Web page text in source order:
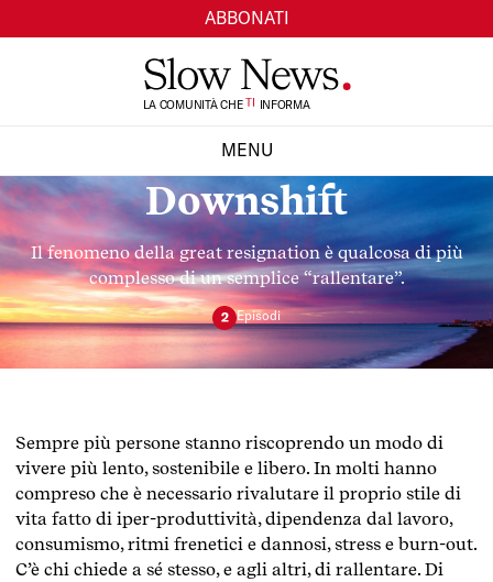
ABBONATI
LA COMUNITÀ CHE
TI
SI INFORMA
MENU
CHIUDI
Downshift
Il fenomeno della great resignation è qualcosa di più
complesso di un semplice “rallentare”.
2 Episodi
Sempre più persone stanno riscoprendo un modo di
vivere più lento, sostenibile e libero. In molti hanno
compreso che è necessario rivalutare il proprio stile di
vita fatto di iper-produttività, dipendenza dal lavoro,
consumismo, ritmi frenetici e dannosi, stress e burn-out.
C’è chi chiede a sé stesso, e agli altri, di rallentare. Di